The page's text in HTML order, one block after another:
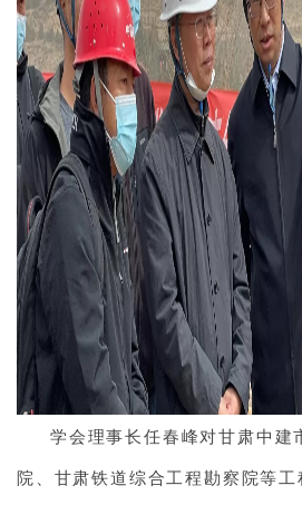
学会理事长任春峰对甘肃中建
院、甘肃铁道综合工程勘察院等